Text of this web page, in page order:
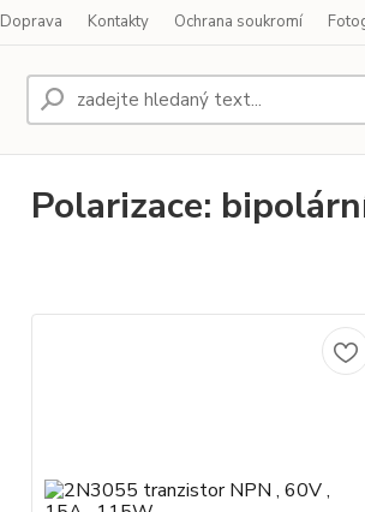
Doprava Kontakty Ochrana soukromí
Polarizace: